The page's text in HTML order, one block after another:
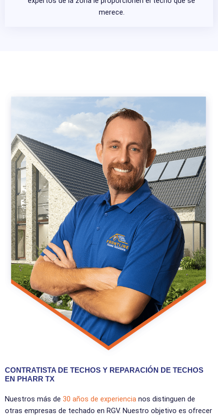
merece.
CONTRATISTA DE TECHOS Y REPARACIÓN DE TECHOS
EN PHARR TX
Nuestros más de 30 años de experiencia nos distinguen de
otras empresas de techado en RGV. Nuestro objetivo es ofrecer